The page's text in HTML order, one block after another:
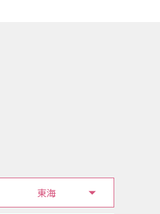
東海